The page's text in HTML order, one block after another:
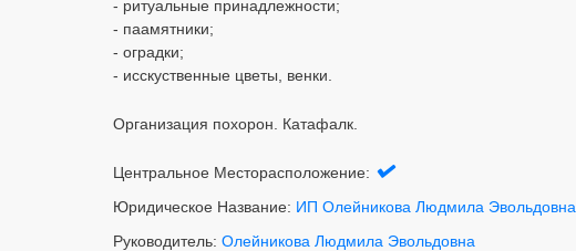
- ритуальные принадлежности;
- паамятники;
- оградки;
- исскуственные цветы, венки.
Организация похорон. Катафалк.
Центральное Месторасположение:
Юридическое Название: ИП Олейникова Людмила Эвольдовна
Руководитель: Олейникова Людмила Эвольдовна